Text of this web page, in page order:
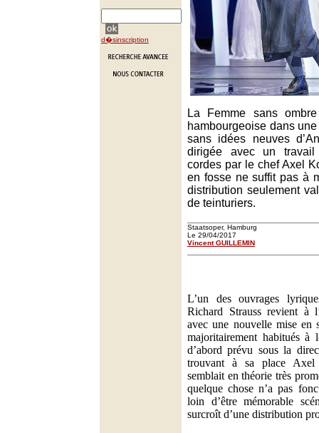
d�sinscription
La Femme sans
hambourgeoise dans
sans idées neuves
dirigée avec un
cordes par le chef Axel
en fosse ne suffit pas à
distribution seulement
de teinturiers.
Staatsoper, Hamburg
Le 29/04/2017
Vincent GUILLEMIN
L’un des ouvrages
Richard Strauss revient à
avec une nouvelle mise en
majoritairement habitués à
d’abord prévu sous la
trouvant à sa place
semblait en théorie très
quelque chose n’a pas
loin d’être mémorable
surcroît d’une distribution